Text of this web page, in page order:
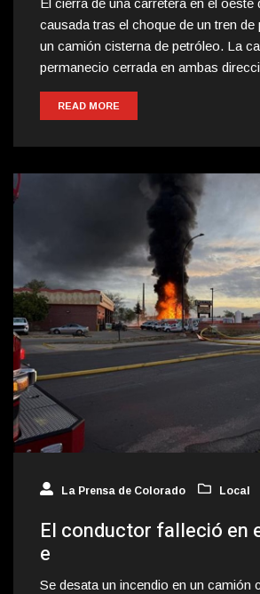
El cierra de una carretera en el
causada tras el choque de un tren
un camión cisterna de petróleo. La
permanecio cerrada en ambas
READ MORE
La Prensa de Colorado Local
El conductor falleció en
e
Se desata un incendio en un camión